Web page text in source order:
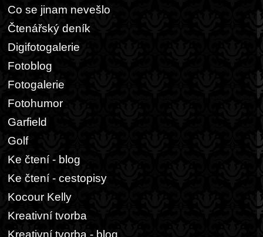
Co se jinam nevešlo
Čtenářský deník
Digifotogalerie
Fotoblog
Fotogalerie
Fotohumor
Garfield
Golf
Ke čtení - blog
Ke čtení - cestopisy
Kocour Kelly
Kreativní tvorba
Kreativní tvorba - blog